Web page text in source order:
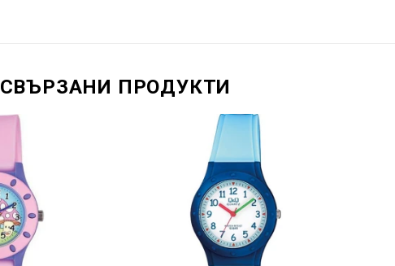
СВЪРЗАНИ ПРОДУКТИ